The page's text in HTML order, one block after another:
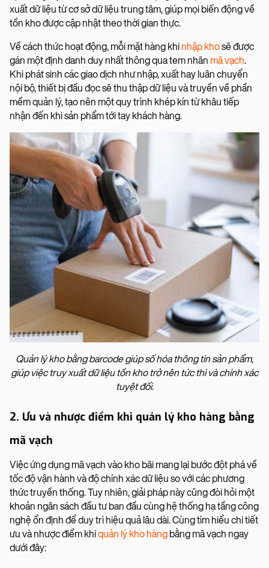
xuất dữ liệu từ cơ sở dữ liệu trung tâm, giúp mọi biến động về
tồn kho được cập nhật theo thời gian thực.
Về cách thức hoạt động, mỗi mặt hàng khi nhập khosẽ được
gán một định danh duy nhất thông qua tem nhãn mã vạch.
Khi phát sinh các giao dịch như nhập, xuất hay luân chuyển
nội bộ, thiết bị đầu đọc sẽ thu thập dữ liệu và truyền về phần
mềm quản lý, tạo nên một quy trình khép kín từ khâu tiếp
nhận đến khi sản phẩm tới tay khách hàng.
Quản lý kho bằng barcode giúp số hóa thông tin sản phẩm,
giúp việc truy xuất dữ liệu tồn kho trở nên tức thì và chính xác
tuyệt đối.
2. Ưu và nhược điểm khi quản lý kho hàng bằng
mã vạch
Việc ứng dụng mã vạch vào kho bãi mang lại bước đột phá về
tốc độ vận hành và độ chính xác dữ liệu so với các phương
thức truyền thống. Tuy nhiên, giải pháp này cũng đòi hỏi một
khoản ngân sách đầu tư ban đầu cùng hệ thống hạ tầng công
nghệ ổn định để duy trì hiệu quả lâu dài. Cùng tìm hiểu chi tiết
ưu và nhược điểm khiquản lý kho hàng bằng mã vạch ngay
dưới đây: